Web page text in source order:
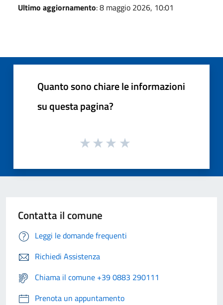
Ultimo aggiornamento: 8 maggio 2026, 10:01
Quanto sono chiare le informazioni
su questa pagina?
Contatta il comune
Leggi le domande frequenti
Richiedi Assistenza
Chiama il comune +39 0883 290111
Prenota un appuntamento